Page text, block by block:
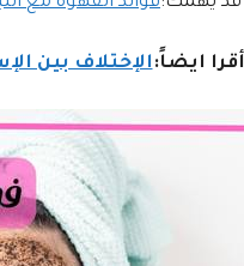
أقرا ايضاً:الإختلاف بين